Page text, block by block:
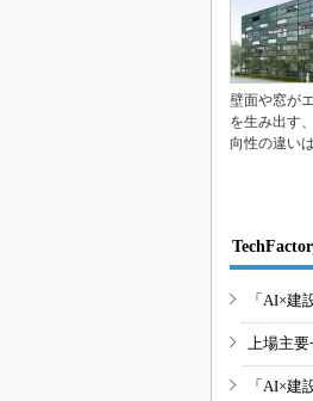
壁面や窓が
を生み出す
向性の違い
「AI×建
上場主
「AI×建